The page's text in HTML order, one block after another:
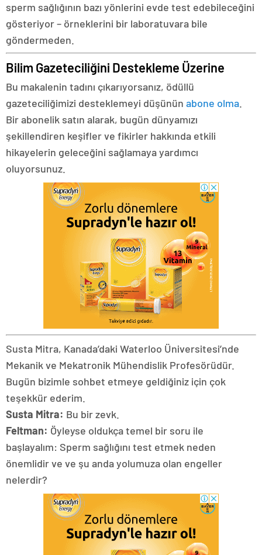
sperm sağlığının bazı yönlerini evde test edebileceğini
gösteriyor – örneklerini bir laboratuvara bile
göndermeden.
Bilim Gazeteciliğini Destekleme Üzerine
Bu makalenin tadını çıkarıyorsanız, ödüllü
gazeteciliğimizi desteklemeyi düşünün abone olma
Bir abonelik satın alarak, bugün dünyamızı
şekillendiren keşifler ve fikirler hakkında etkili
hikayelerin geleceğini sağlamaya yardımcı
oluyorsunuz.
Susta Mitra, Kanada’daki Waterloo Üniversitesi’nde
Mekanik ve Mekatronik Mühendislik Profesörüdür.
Bugün bizimle sohbet etmeye geldiğiniz için çok
teşekkür ederim.
Susta Mitra: Bu bir zevk.
Feltman: Öyleyse oldukça temel bir soru ile
başlayalım: Sperm sağlığını test etmek neden
önemlidir ve ve şu anda yolumuza olan engeller
nelerdir?